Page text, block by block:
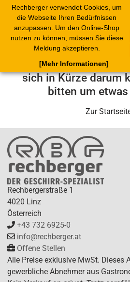
Rechberger verwendet Cookies, um
die Webseite Ihren Bedürfnissen
anzupassen. Um den Online-Shop
nutzen zu können, müssen Sie diese
Meldung akzeptieren.
[Mehr Informationen]
Leider ist ein
aufgetreten. Unser
sich in Kürze darum
bitten um
Zur
Rechbergerstraße 1
4020 Linz
Österreich
+43 732 6925-0
info@rechberger.at
Offene Stellen
Alle Preise exklusive MwSt. Dieses
gewerbliche Abnehmer aus